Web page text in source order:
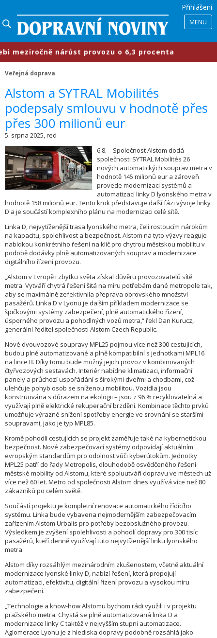
Přihlášení
MENU
nárůst provozu o 6,3 procenta
Veřejná doprava
​Alstom a SYTRAL Mobilités
podepsaly smlouvu v hodnotě přes
přes 300 milionů eur
5. srpna 2025, red
6.8. – Společnost Alstom dodá
společnosti SYTRAL Mobilités 26
nových automatických souprav metra v
hodnotě 145 milionů eur a zároveň
provede modernizaci systémů a
automatizaci linky D lyonského metra v
hodnotě 158 milionů eur. Tento krok představuje další fázi vývoje linky
D a je součástí komplexního plánu na modernizaci celé sítě.
Linka D, nejvytíženější trasa lyonského metra, čelí rostoucím nárokům
na kapacitu, spolehlivost a bezpečnost. Alstom na tyto výzvy reaguje
nabídkou konkrétního řešení na klíč pro chytrou městskou mobilitu v
podobě dodávky plně automatizovaných souprav a modernizace
digitálního řízení provozu.
„Alstom v Evropě i zbytku světa získal důvěru provozovatelů sítě
metra. Vytváří chytrá řešení šitá na míru potřebám dané metropole tak,
aby se maximálně zefektivnila přeprava obrovského množství
pasažérů. Linka D v Lyonu je dalším příkladem modernizace se
špičkovými systémy zabezpečení, plně automatického řízení,
úsporného provozu a pohodlných vozů metra,“ řekl Dan Kurucz,
generální ředitel společnosti Alstom Czech Republic.
Nové dvouvozové soupravy MPL25 pojmou více než 300 cestujících,
budou plně automatizované a plně kompatibilní s jednotkami MPL16
na lince B. Díky tomu bude možný jejich provoz v kombinovaných
čtyřvozových sestavách. Interiér nabídne klimatizaci, informační
panely a průchozí uspořádání s širokými dveřmi a chodbami, což
ulehčuje pohyb osob se sníženou mobilitou. Vozidla jsou
konstruována s důrazem na ekologii – jsou z 96 % recyklovatelná a
využívají plně elektrické rekuperační brzdění. Kombinace těchto prvků
umožňuje výrazné snížení spotřeby energie ve srovnání se staršími
soupravami, jako je typ MPL85.
Kromě pohodlí cestujících se projekt zaměřuje také na kybernetickou
bezpečnost. Nové zabezpečovací systémy odpovídají aktuálním
evropským standardům pro odolnost vůči kyberútokům. Jednotky
MPL25 patří do řady Metropolis, dlouhodobě osvědčeného řešení
městské mobility od Alstomu, které spoluutváří dopravu ve městech už
více než 60 let. Metro od společnosti Alstom dnes využívá více než 80
zákazníků po celém světě.
Součástí projektu je kompletní renovace automatického řídícího
systému. Linka bude vybavena nejmodernějším zabezpečovacím
zařízením Alstom Urbalis pro potřeby bezobslužného provozu.
Výsledkem je zvýšení spolehlivosti a pohodlí dopravy pro 300 tisíc
pasažérů, kteří denně využívají tuto nejvytíženější linku lyonského
metra.
Alstom díky rozsáhlým mezinárodním zkušenostem, včetně aktuální
modernizace lyonské linky D, nabízí řešení, která propojují
automatizaci, efektivitu, digitální řízení provozu a vysokou míru
zabezpečení.
„Technologie a know-how Alstomu bychom rádi využili i v projektu
pražského metra. Chystá se plně automatizovaná linka D a
modernizace linky C taktéž v nejvyšším stupni automatizace.
Aglomerace Lyonu je z hlediska dopravy podobně rozsáhlá jako